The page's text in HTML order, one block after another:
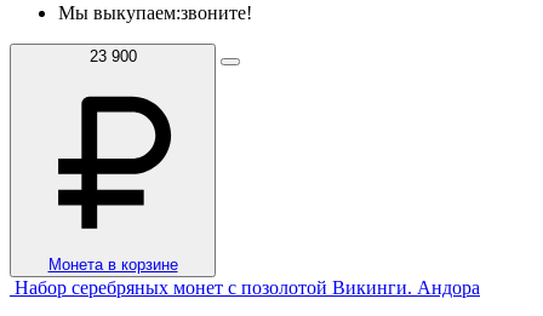
Мы выкупаем:звоните!
23 900
Монета в корзине
Набор серебряных монет с позолотой Викинги. Андора